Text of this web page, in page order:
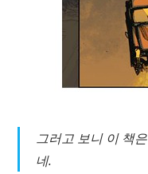
그러고 보니 이 책은
네.